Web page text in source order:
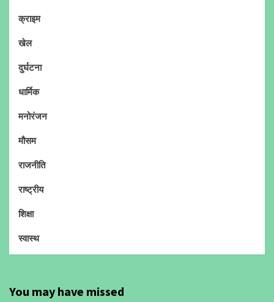
क्राइम
खेल
दुर्घटना
धार्मिक
मनोरंजन
मौसम
राजनीति
राष्ट्रीय
शिक्षा
स्वास्थ
You may have missed